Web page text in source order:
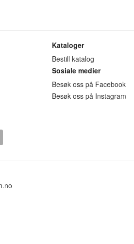
Kataloger
Bestill katalog
Sosiale medier
Besøk oss på Facebook
Besøk oss på Instagram